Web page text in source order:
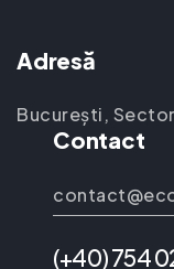
Adresă
București,
Contact
(+40) 754